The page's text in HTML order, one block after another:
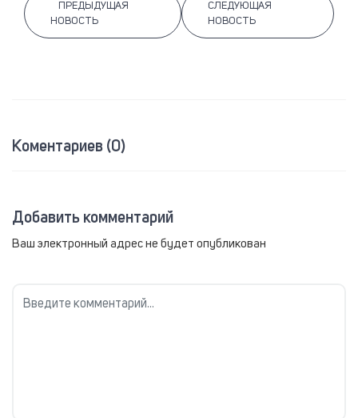
ПРЕДЫДУЩАЯ
НОВОСТЬ
СЛЕДУЮЩАЯ
НОВОСТЬ
Коментариев (0)
Добавить комментарий
Ваш электронный адрес не будет опубликован